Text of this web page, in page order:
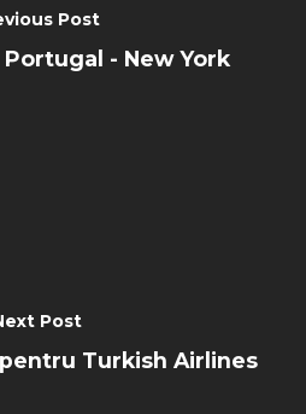
Post
- New York
Post
Turkish Airlines